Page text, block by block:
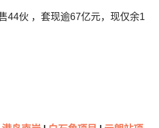
44伙 ，套现逾67亿元，现仅余1